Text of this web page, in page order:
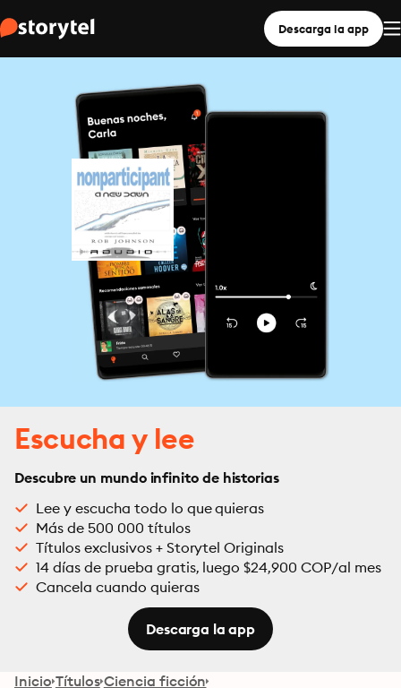
Descarga la app
Escucha y lee
Descubre un mundo infinito de historias
Lee y escucha todo lo que quieras
Más de 500 000 títulos
Títulos exclusivos + Storytel Originals
14 días de prueba gratis, luego $24,900 COP/al mes
Cancela cuando quieras
Descarga la app
Inicio Títulos Ciencia ficción